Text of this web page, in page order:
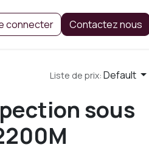
connecter Contactez nous
Liste de prix: Default
sous